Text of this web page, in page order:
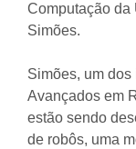
Computação da
Simões.
Simões, um
Avançados em
estão sendo
de robôs, uma